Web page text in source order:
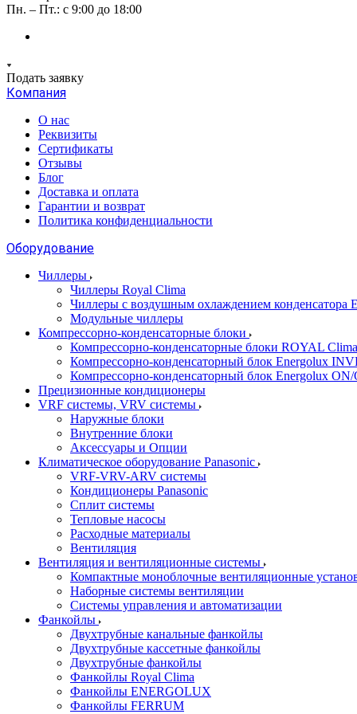
Пн. – Пт.: с 9:00 до 18:00
Подать заявку
Компания
О нас
Реквизиты
Сертификаты
Отзывы
Блог
Доставка и оплата
Гарантии и возврат
Политика конфиденциальности
Оборудование
Чиллеры
Чиллеры Royal Clima
Чиллеры с воздушным охлаждением конденсатора
Модульные чиллеры
Компрессорно-конденсаторные блоки
Компрессорно-конденсаторные блоки ROYAL Clima
Компрессорно-конденсаторный блок Energolux
Компрессорно-конденсаторный блок Energolux ON/
Прецизионные кондиционеры
VRF системы, VRV системы
Наружные блоки
Внутренние блоки
Аксессуары и Опции
Климатическое оборудование Panasonic
VRF-VRV-ARV системы
Кондиционеры Panasonic
Сплит системы
Тепловые насосы
Расходные материалы
Вентиляция
Вентиляция и вентиляционные системы
Компактные моноблочные вентиляционные
Наборные системы вентиляции
Системы управления и автоматизации
Фанкойлы
Двухтрубные канальные фанкойлы
Двухтрубные кассетные фанкойлы
Двухтрубные фанкойлы
Фанкойлы Royal Clima
Фанкойлы ENERGOLUX
Фанкойлы FERRUM